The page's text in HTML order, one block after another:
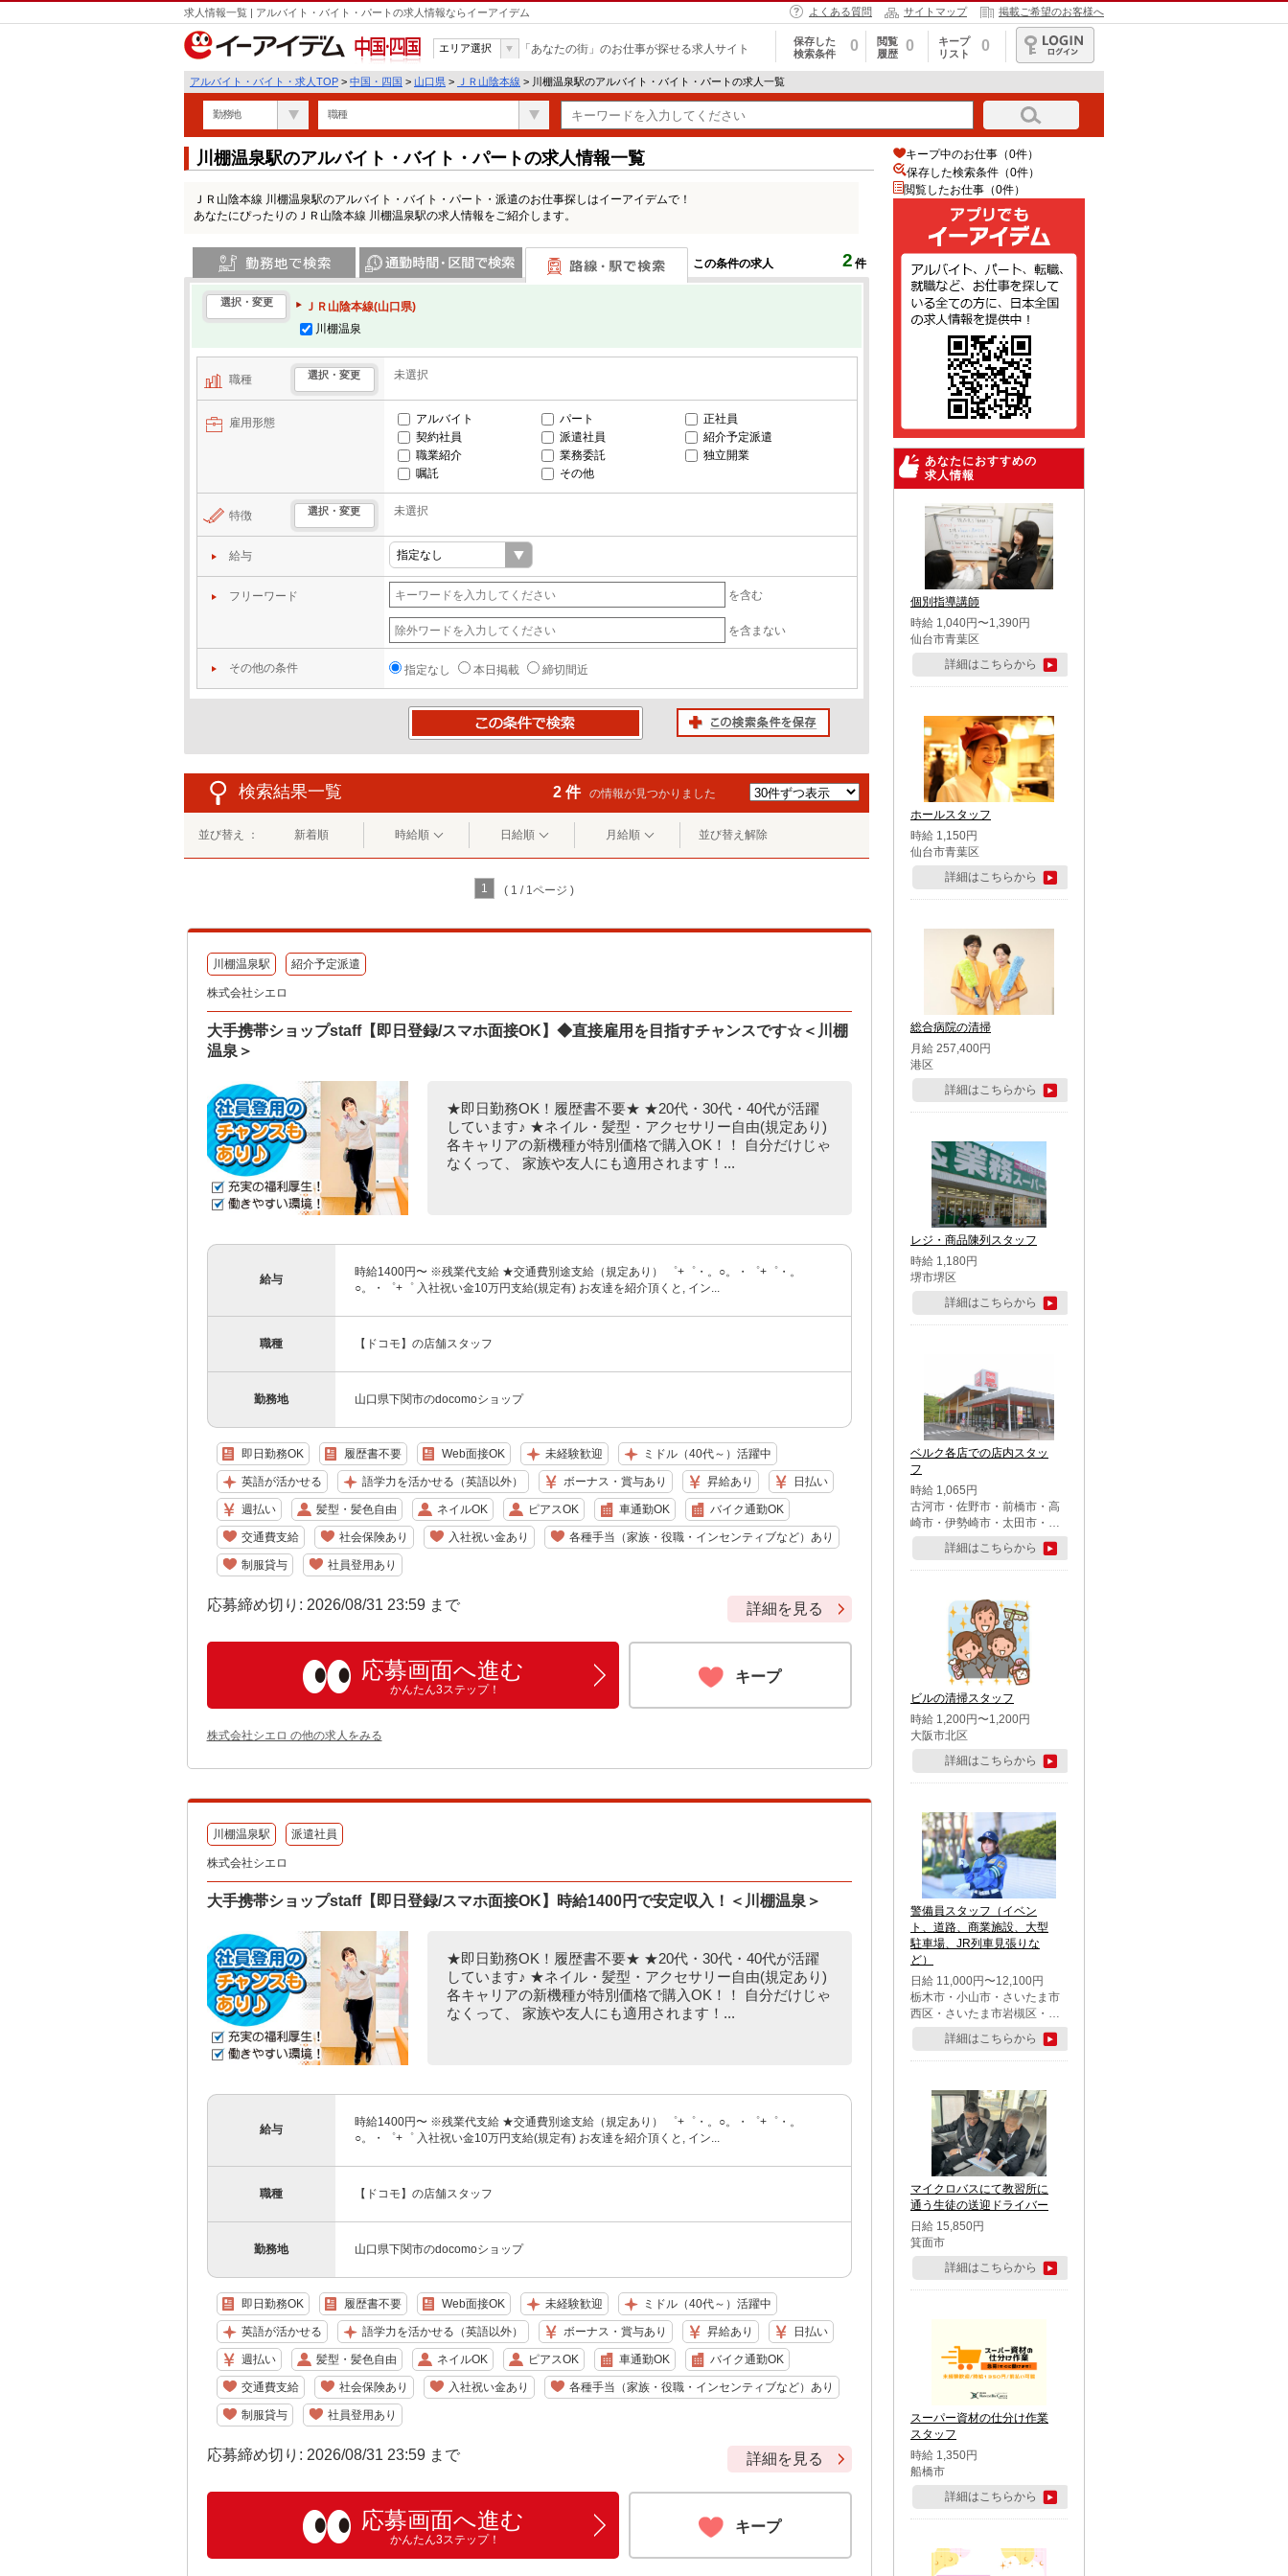
求人情報一覧 | アルバイト・バイト・パートの求人情報ならイーアイデム よくある質問 サイトマップ 掲載ご希望のお客様へ
中国・四国
エリア選択 「あなたの街」のお仕事が探せる求人サイト
保存した
検索条件
0
閲覧
履歴
0
キープ
リスト
0
ログイン
アルバイト・バイト・求人TOP > 中国・四国 > 山口県 > ＪＲ山陰本線 > 川棚温泉駅のアルバイト・バイト・パートの求人一覧
勤務地 職種
川棚温泉駅のアルバイト・バイト・パートの求人情報一覧
ＪＲ山陰本線 川棚温泉駅のアルバイト・バイト・パート・派遣のお仕事探しはイーアイデムで！
あなたにぴったりのＪＲ山陰本線 川棚温泉駅の求人情報をご紹介します。
この条件の求人 2 件
選択・変更
ＪＲ山陰本線(山口県)
川棚温泉
職種 選択・変更 未選択
雇用形態 アルバイト パート
正社員
契約社員
派遣社員
紹介予定派遣
職業紹介
業務委託
独立開業
嘱託
その他
特徴 選択・変更 未選択
給与
フリーワード を含む
を含まない
その他の条件 指定なし 本日掲載 締切間近
検索結果一覧 2 件 の情報が見つかりました
並び替え ： 新着順 時給順 日給順 月給順 並び替え解除
1 ( 1 / 1ページ )
川棚温泉駅 紹介予定派遣
株式会社シエロ
大手携帯ショップstaff【即日登録/スマホ面接OK】◆直接雇用を目指すチャンスです☆＜川棚
温泉＞
★即日勤務OK！履歴書不要★ ★20代・30代・40代が活躍
しています♪ ★ネイル・髪型・アクセサリー自由(規定あり)
各キャリアの新機種が特別価格で購入OK！！ 自分だけじゃ
なくって、 家族や友人にも適用されます！...
給与
時給1400円〜 ※残業代支給 ★交通費別途支給（規定あり） ゜+゜・。○。・゜+゜・。
○。・゜+゜ 入社祝い金10万円支給(規定有) お友達を紹介頂くと, イン...
職種 【ドコモ】の店舗スタッフ
勤務地 山口県下関市のdocomoショップ
即日勤務OK 履歴書不要 Web面接OK 未経験歓迎 ミドル（40代～）活躍中
英語が活かせる 語学力を活かせる（英語以外） ボーナス・賞与あり 昇給あり 日払い
週払い 髪型・髪色自由 ネイルOK ピアスOK 車通勤OK バイク通勤OK
交通費支給 社会保険あり 入社祝い金あり 各種手当（家族・役職・インセンティブなど）あり
制服貸与 社員登用あり
応募締め切り: 2026/08/31 23:59 まで 詳細を見る
応募画面へ進む
かんたん3ステップ！
キープ
株式会社シエロ の他の求人をみる
川棚温泉駅 派遣社員
株式会社シエロ
大手携帯ショップstaff【即日登録/スマホ面接OK】時給1400円で安定収入！＜川棚温泉＞
★即日勤務OK！履歴書不要★ ★20代・30代・40代が活躍
しています♪ ★ネイル・髪型・アクセサリー自由(規定あり)
各キャリアの新機種が特別価格で購入OK！！ 自分だけじゃ
なくって、 家族や友人にも適用されます！...
給与
時給1400円〜 ※残業代支給 ★交通費別途支給（規定あり） ゜+゜・。○。・゜+゜・。
○。・゜+゜ 入社祝い金10万円支給(規定有) お友達を紹介頂くと, イン...
職種 【ドコモ】の店舗スタッフ
勤務地 山口県下関市のdocomoショップ
即日勤務OK 履歴書不要 Web面接OK 未経験歓迎 ミドル（40代～）活躍中
英語が活かせる 語学力を活かせる（英語以外） ボーナス・賞与あり 昇給あり 日払い
週払い 髪型・髪色自由 ネイルOK ピアスOK 車通勤OK バイク通勤OK
交通費支給 社会保険あり 入社祝い金あり 各種手当（家族・役職・インセンティブなど）あり
制服貸与 社員登用あり
応募締め切り: 2026/08/31 23:59 まで 詳細を見る
応募画面へ進む
かんたん3ステップ！
キープ
キープ中のお仕事（0件）
保存した検索条件（0件）
閲覧したお仕事（0件）
あなたにおすすめの
求人情報
個別指導講師
時給 1,040円〜1,390円
仙台市青葉区
詳細はこちらから
ホールスタッフ
時給 1,150円
仙台市青葉区
詳細はこちらから
総合病院の清掃
月給 257,400円
港区
詳細はこちらから
レジ・商品陳列スタッフ
時給 1,180円
堺市堺区
詳細はこちらから
ベルク各店での店内スタッ
フ
時給 1,065円
古河市・佐野市・前橋市・高
崎市・伊勢崎市・太田市・館
林市・藤岡市・大泉町・さい
たま市北区・川越市・熊谷
市・行田市・秩父市・所沢
市・鶴ケ島市・千葉市中央
区・市川市・松戸市・習志野
市・柏市・流山市・八千代
市・足立区・江戸川区・八王
子市・町田市
詳細はこちらから
ビルの清掃スタッフ
時給 1,200円〜1,200円
大阪市北区
詳細はこちらから
警備員スタッフ（イベン
ト、道路、商業施設、大型
駐車場、JR列車見張りな
ど）
日給 11,000円〜12,100円
栃木市・小山市・さいたま市
西区・さいたま市岩槻区・久
喜市・蓮田市
詳細はこちらから
マイクロバスにて教習所に
通う生徒の送迎ドライバー
日給 15,850円
箕面市
詳細はこちらから
スーパー資材の仕分け作業
スタッフ
時給 1,350円
船橋市
詳細はこちらから